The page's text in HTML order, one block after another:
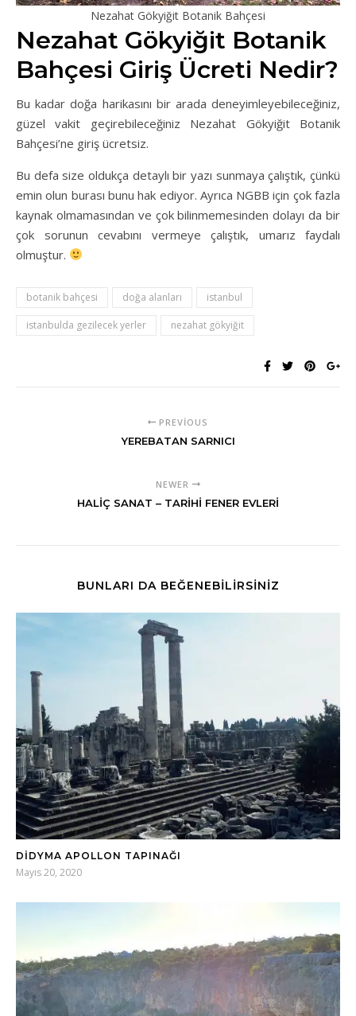
Nezahat Gökyiğit Botanik Bahçesi
Nezahat Gökyiğit Botanik
Bahçesi Giriş Ücreti Nedir?
Bu kadar doğa harikasını bir arada deneyimleyebileceğiniz,
güzel vakit geçirebileceğiniz Nezahat Gökyiğit Botanik
Bahçesi’ne giriş ücretsiz.
Bu defa size oldukça detaylı bir yazı sunmaya çalıştık, çünkü
emin olun burası bunu hak ediyor. Ayrıca NGBB için çok fazla
kaynak olmamasından ve çok bilinmemesinden dolayı da bir
çok sorunun cevabını vermeye çalıştık, umarız faydalı
olmuştur.
botanik bahçesi doğa alanları istanbul
istanbulda gezilecek yerler nezahat gökyiğit
PREVIOUS
YEREBATAN SARNICI
NEWER
HALIÇ SANAT – TARIHI FENER EVLERI
BUNLARI DA BEĞENEBILIRSINIZ
DIDYMA APOLLON TAPINAĞI
Mayıs 20, 2020